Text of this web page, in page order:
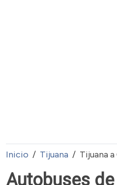
Inicio Tijuana Tijuana a
Autobuses